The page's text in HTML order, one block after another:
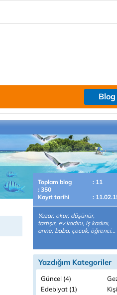
Toplam blog
: 11
: 350
Kayıt tarihi
:
Yazar, okur, düşünür,
tartışır, ev kadını, iş kadını,
anne, baba, çocuk, öğrenci...
Yazdığım Kategoriler
Güncel (4)
Edebiyat (1)